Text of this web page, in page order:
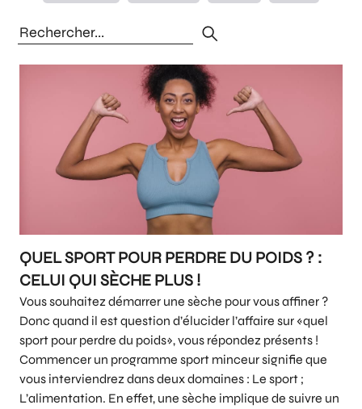
QUEL SPORT POUR PERDRE DU POIDS ? :
CELUI QUI SÈCHE PLUS !
Vous souhaitez démarrer une sèche pour vous affiner ?
Donc quand il est question d’élucider l’affaire sur «quel
sport pour perdre du poids», vous répondez présents !
Commencer un programme sport minceur signifie que
vous interviendrez dans deux domaines : Le sport ;
L’alimentation. En effet, une sèche implique de suivre un